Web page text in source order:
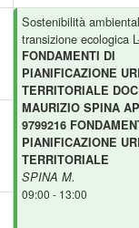
Sostenibilità
transizione ecologica
FONDAMENTI DI
PIANIFICAZIONE
TERRITORIALE
MAURIZIO SPINA
9799216
PIANIFICAZIONE
TERRITORIALE
SPINA M.
09:00 - 13:00